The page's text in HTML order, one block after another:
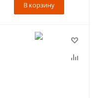
В корзину